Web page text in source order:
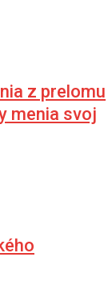
z prelomu
menia svoj